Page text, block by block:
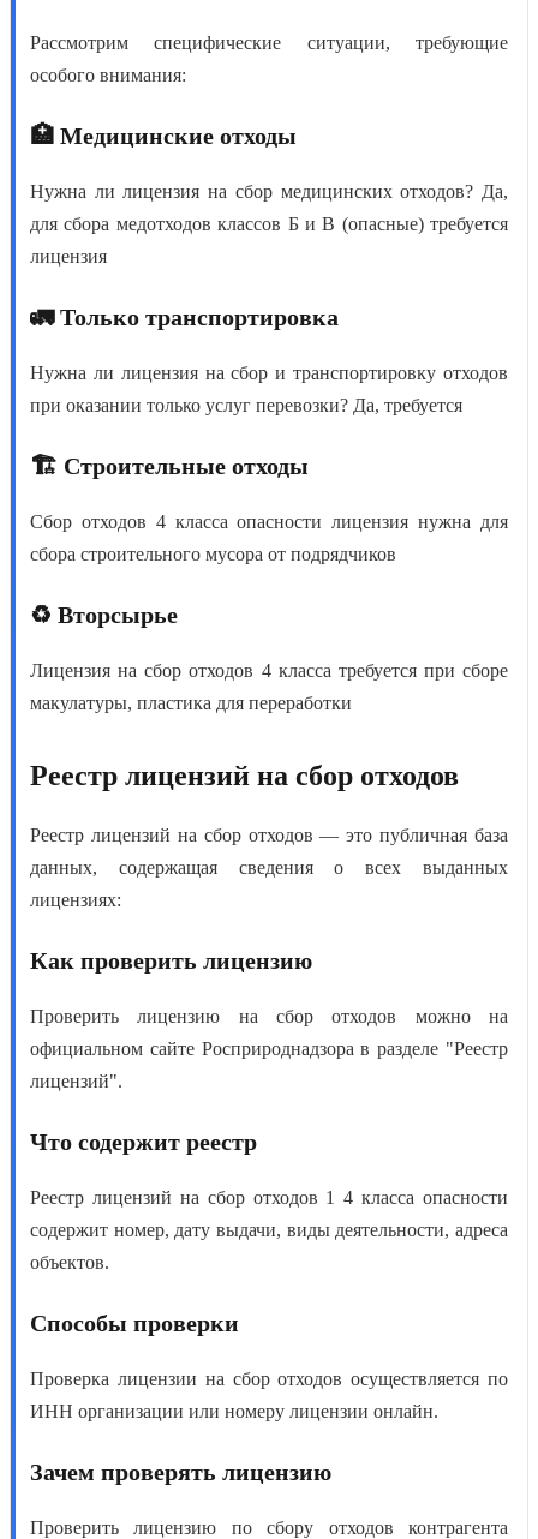
Рассмотрим специфические ситуации, требующие
особого внимания:
🏥 Медицинские отходы
Нужна ли лицензия на сбор медицинских отходов? Да,
для сбора медотходов классов Б и В (опасные) требуется
лицензия
🚛 Только транспортировка
Нужна ли лицензия на сбор и транспортировку отходов
при оказании только услуг перевозки? Да, требуется
🏗️ Строительные отходы
Сбор отходов 4 класса опасности лицензия нужна для
сбора строительного мусора от подрядчиков
♻️ Вторсырье
Лицензия на сбор отходов 4 класса требуется при сборе
макулатуры, пластика для переработки
Реестр лицензий на сбор отходов
Реестр лицензий на сбор отходов — это публичная база
данных, содержащая сведения о всех выданных
лицензиях:
Как проверить лицензию
Проверить лицензию на сбор отходов можно на
официальном сайте Росприроднадзора в разделе "Реестр
лицензий".
Что содержит реестр
Реестр лицензий на сбор отходов 1 4 класса опасности
содержит номер, дату выдачи, виды деятельности, адреса
объектов.
Способы проверки
Проверка лицензии на сбор отходов осуществляется по
ИНН организации или номеру лицензии онлайн.
Зачем проверять лицензию
Проверить лицензию по сбору отходов контрагента